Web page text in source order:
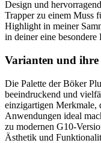
Design und
Trapper zu einem Muss
Highlight in meiner
in deiner eine
Varianten und ihre
Die Palette der Böker
beeindruckend und
einzigartigen Merkmale,
Anwendungen ideal
zu modernen G10-
Ästhetik und